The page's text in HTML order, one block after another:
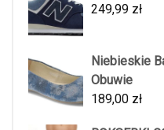
249,99 zł
Niebieskie
Obuwie
189,00 zł